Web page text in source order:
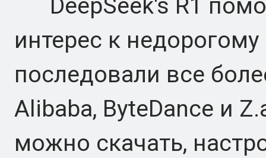
DeepSeek's R1
интерес к
последовали все
Alibaba, ByteDance и
можно скачать,